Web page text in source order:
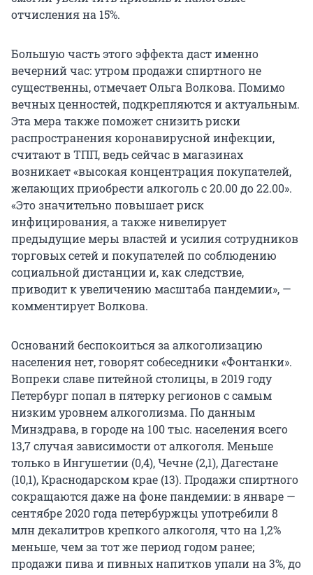
отчисления на 15%.
Большую часть этого эффекта даст именно
вечерний час: утром продажи спиртного не
существенны, отмечает Ольга Волкова. Помимо
вечных ценностей, подкрепляются и актуальным.
Эта мера также поможет снизить риски
распространения коронавирусной инфекции,
считают в ТПП, ведь сейчас в магазинах
возникает «высокая концентрация покупателей,
желающих приобрести алкоголь с 20.00 до 22.00».
«Это значительно повышает риск
инфицирования, а также нивелирует
предыдущие меры властей и усилия сотрудников
торговых сетей и покупателей по соблюдению
социальной дистанции и, как следствие,
приводит к увеличению масштаба пандемии», —
комментирует Волкова.
Оснований беспокоиться за алкоголизацию
населения нет, говорят собеседники «Фонтанки».
Вопреки славе питейной столицы, в 2019 году
Петербург попал в пятерку регионов с самым
низким уровнем алкоголизма. По данным
Минздрава, в городе на 100 тыс. населения всего
13,7 случая зависимости от алкоголя. Меньше
только в Ингушетии (0,4), Чечне (2,1), Дагестане
(10,1), Краснодарском крае (13). Продажи спиртного
сокращаются даже на фоне пандемии: в январе —
сентябре 2020 года петербуржцы употребили 8
млн декалитров крепкого алкоголя, что на 1,2%
меньше, чем за тот же период годом ранее;
продажи пива и пивных напитков упали на 3%, до